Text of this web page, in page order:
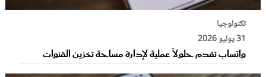
تكنولوجيا
31 يوليو 2026
واتساب تقدم حلولاً عملية لإدارة مساحة تخزين القنوات